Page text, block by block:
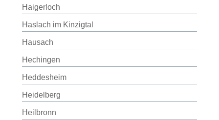
Haigerloch
Haslach im Kinzigtal
Hausach
Hechingen
Heddesheim
Heidelberg
Heilbronn